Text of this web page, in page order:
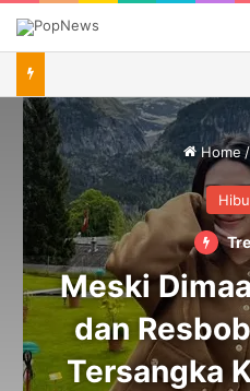
Home/
Meski
dan
Tersangka